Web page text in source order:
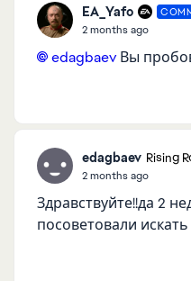
EA_Yafo
2 months ago
edagbaev​Вы
edagbaev Rising
2 months ago
Здравствуйте!!да 2
посоветовали